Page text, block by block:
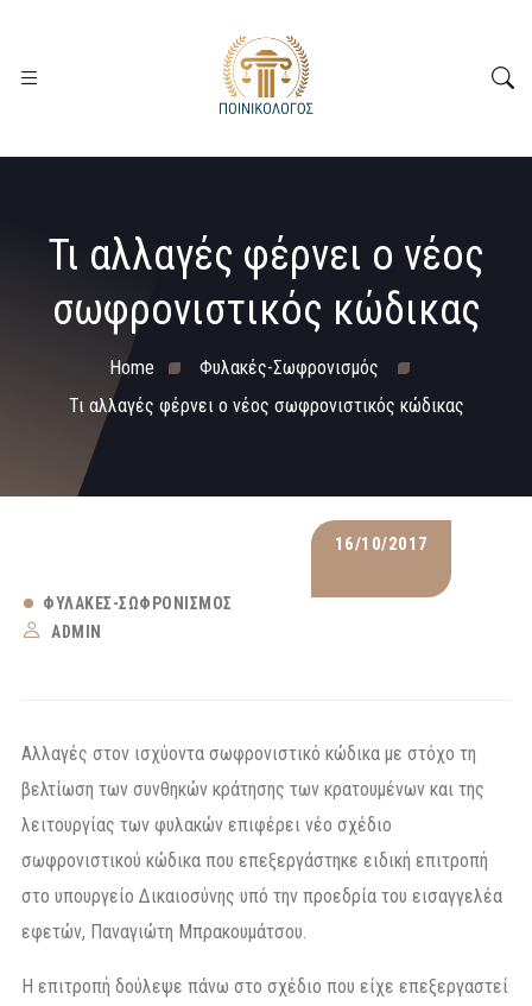
Τι αλλαγές φέρνει ο νέος
σωφρονιστικός κώδικας
Home
Φυλακές-Σωφρονισμός
Τι αλλαγές φέρνει ο νέος σωφρονιστικός κώδικας
16/10/2017
ΦΥΛΑΚΈΣ-ΣΩΦΡΟΝΙΣΜΌΣ
ADMIN
Αλλαγές στον ισχύοντα σωφρονιστικό κώδικα με στόχο τη
βελτίωση των συνθηκών κράτησης των κρατουμένων και της
λειτουργίας των φυλακών επιφέρει νέο σχέδιο
σωφρονιστικού κώδικα που επεξεργάστηκε ειδική επιτροπή
στο υπουργείο Δικαιοσύνης υπό την προεδρία του εισαγγελέα
εφετών, Παναγιώτη Μπρακουμάτσου.
Η επιτροπή δούλεψε πάνω στο σχέδιο που είχε επεξεργαστεί